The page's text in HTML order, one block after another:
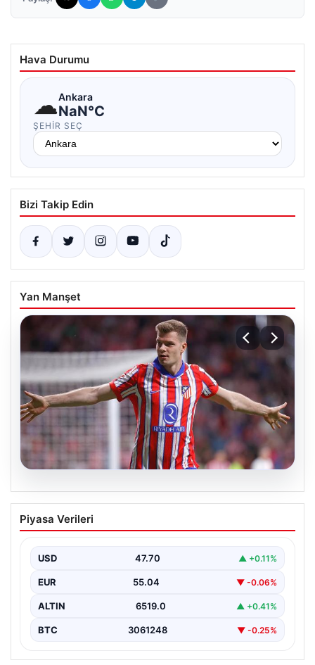
Hava Durumu
☁Ankara
NaN°C
ŞEHIR SEÇ
Bizi Takip Edin
Yan Manşet
05.08.2026
Sörloth Transfer Yarışında Fenerbahçe
ve Beşiktaş Mücadelesi
sahne olurken, Süper Lig’in iki büyük devi,…
Piyasa Verileri
USD 47.70 ▲ +0.11%
EUR 55.04 ▼ -0.06%
ALTIN 6519.0 ▲ +0.41%
BTC 3061248 ▼ -0.25%